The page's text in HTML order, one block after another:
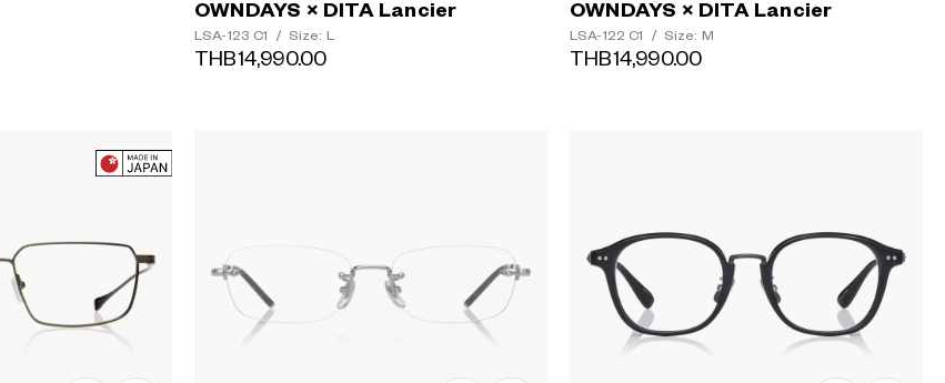
OWNDAYS × DITA Lancier
LSA-123 C1 / Size: L
THB14,990.00
OWNDAYS × DITA Lancier
LSA-122 C1 / Size: M
THB14,990.00